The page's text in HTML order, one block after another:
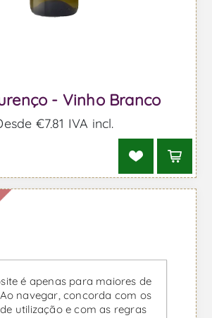
- Vinho Branco
€7,81 IVA incl.
é apenas para maiores de
navegar, concorda com os
utilização e com as regras